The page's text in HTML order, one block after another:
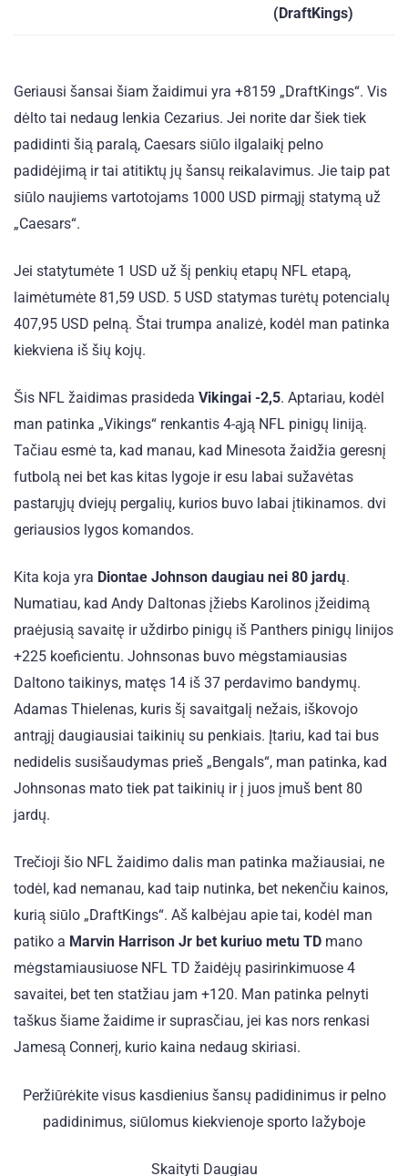
(DraftKings)
Geriausi šansai šiam žaidimui yra +8159 „DraftKings“. Vis
dėlto tai nedaug lenkia Cezarius. Jei norite dar šiek tiek
padidinti šią paralą, Caesars siūlo ilgalaikį pelno
padidėjimą ir tai atitiktų jų šansų reikalavimus. Jie taip pat
siūlo naujiems vartotojams 1000 USD pirmąjį statymą už
„Caesars“.
Jei statytumėte 1 USD už šį penkių etapų NFL etapą,
laimėtumėte 81,59 USD. 5 USD statymas turėtų potencialų
407,95 USD pelną. Štai trumpa analizė, kodėl man patinka
kiekviena iš šių kojų.
Šis NFL žaidimas prasideda Vikingai -2,5. Aptariau, kodėl
man patinka „Vikings“ renkantis 4-ąją NFL pinigų liniją.
Tačiau esmė ta, kad manau, kad Minesota žaidžia geresnį
futbolą nei bet kas kitas lygoje ir esu labai sužavėtas
pastarųjų dviejų pergalių, kurios buvo labai įtikinamos. dvi
geriausios lygos komandos.
Kita koja yra Diontae Johnson daugiau nei 80 jardų.
Numatiau, kad Andy Daltonas įžiebs Karolinos įžeidimą
praėjusią savaitę ir uždirbo pinigų iš Panthers pinigų linijos
+225 koeficientu. Johnsonas buvo mėgstamiausias
Daltono taikinys, matęs 14 iš 37 perdavimo bandymų.
Adamas Thielenas, kuris šį savaitgalį nežais, iškovojo
antrąjį daugiausiai taikinių su penkiais. Įtariu, kad tai bus
nedidelis susišaudymas prieš „Bengals“, man patinka, kad
Johnsonas mato tiek pat taikinių ir į juos įmuš bent 80
jardų.
Trečioji šio NFL žaidimo dalis man patinka mažiausiai, ne
todėl, kad nemanau, kad taip nutinka, bet nekenčiu kainos,
kurią siūlo „DraftKings“. Aš kalbėjau apie tai, kodėl man
patiko a Marvin Harrison Jr bet kuriuo metu TD mano
mėgstamiausiuose NFL TD žaidėjų pasirinkimuose 4
savaitei, bet ten statžiau jam +120. Man patinka pelnyti
taškus šiame žaidime ir suprasčiau, jei kas nors renkasi
Jamesą Connerį, kurio kaina nedaug skiriasi.
Peržiūrėkite visus kasdienius šansų padidinimus ir pelno
padidinimus, siūlomus kiekvienoje sporto lažyboje
Skaityti Daugiau